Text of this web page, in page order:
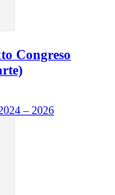
Congreso
– 2026